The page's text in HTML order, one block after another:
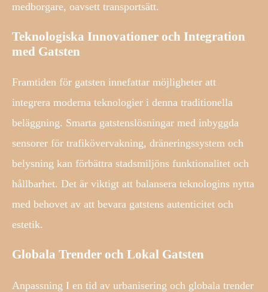
medborgare, oavsett transportsätt.
Teknologiska Innovationer och Integration
med Gatsten
Framtiden för gatsten innefattar möjligheter att
integrera moderna teknologier i denna traditionella
beläggning. Smarta gatstenslösningar med inbyggda
sensorer för trafikövervakning, dräneringssystem och
belysning kan förbättra stadsmiljöns funktionalitet och
hållbarhet. Det är viktigt att balansera teknologins nytta
med behovet av att bevara gatstens autenticitet och
estetik.
Globala Trender och Lokal Gatsten
Anpassning I en tid av urbanisering och globala trender